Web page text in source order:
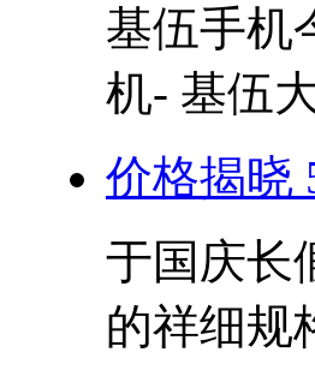
基伍手机
机- 基伍
价格揭晓
于国庆长
的祥细规